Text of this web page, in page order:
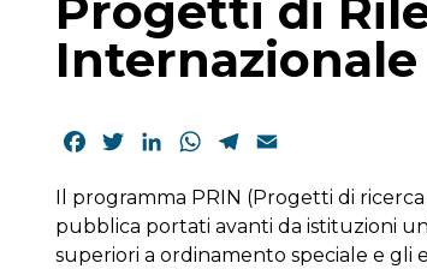
Progetti di
Internazionale
Facebook
TwitterLinkedInWhatsApp
Telegram
Il programma PRIN (Progetti di
pubblica portati avanti da istituzioni
superiori a ordinamento speciale e gli